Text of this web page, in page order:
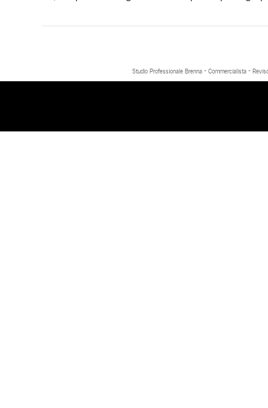
Studio Professionale Brenna - Commercialista -